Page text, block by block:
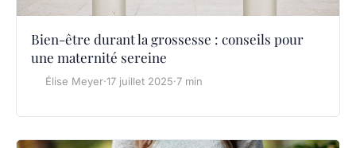
Bien-être durant la grossesse : conseils pour
une maternité sereine
Élise Meyer·17 juillet 2025·7 min